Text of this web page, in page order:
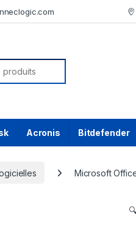
Acronis Bitdefender
Microsoft